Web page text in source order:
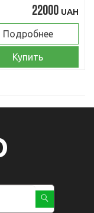
22000 UAH
Подробнее
Купить